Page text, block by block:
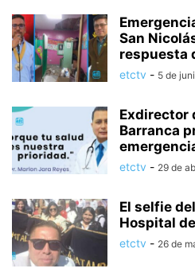
San
respuesta
etctv - 5 de
Exdirector
Barranca
etctv - 29 de
El selfie
Hospital
etctv - 26 de